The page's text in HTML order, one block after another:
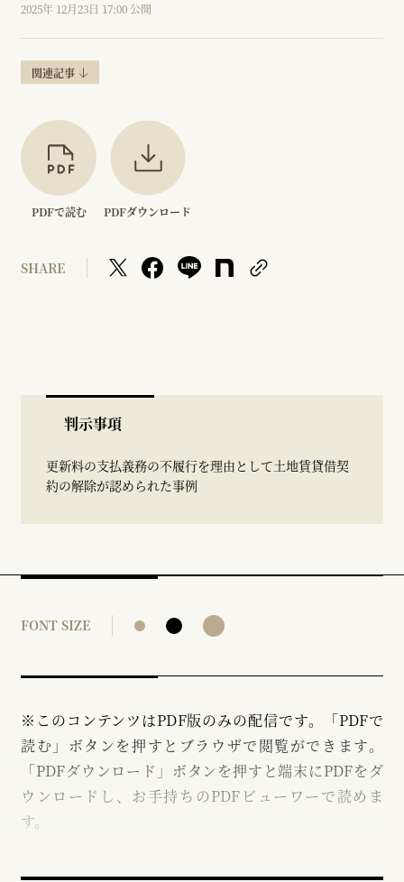
2025年 12月23日 17:00 公開
関連記事
PDFで読む PDFダウンロード
SHARE
判示事項
更新料の支払義務の不履行を理由として土地賃貸借契
約の解除が認められた事例
FONT SIZE
※このコンテンツはPDF版のみの配信です。「PDFで
読む」ボタンを押すとブラウザで閲覧ができます。
「PDFダウンロード」ボタンを押すと端末にPDFをダ
ウンロードし、お手持ちのPDFビューワーで読めま
す。